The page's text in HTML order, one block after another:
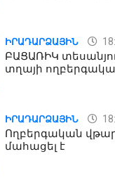
ԻՐԱԴԱՐՁԱՅԻՆ
ԲԱՑԱՌԻԿ
տղայի
ԻՐԱԴԱՐՁԱՅԻՆ
Ողբերգական
մահացել է